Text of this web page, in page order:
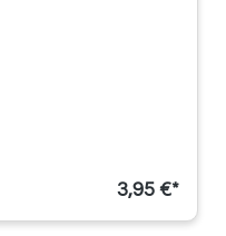
3,95 €*